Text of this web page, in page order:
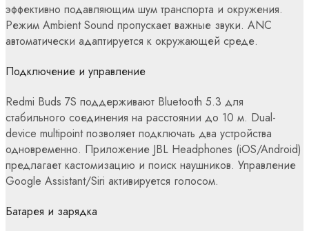
эффективно подавляющим шум транспорта и окружения.
Режим Ambient Sound пропускает важные звуки. ANC
автоматически адаптируется к окружающей среде.
Подключение и управление
Redmi Buds 7S поддерживают Bluetooth 5.3 для
стабильного соединения на расстоянии до 10 м. Dual-
device multipoint позволяет подключать два устройства
одновременно. Приложение JBL Headphones (iOS/Android)
предлагает кастомизацию и поиск наушников. Управление
Google Assistant/Siri активируется голосом.
Батарея и зарядка